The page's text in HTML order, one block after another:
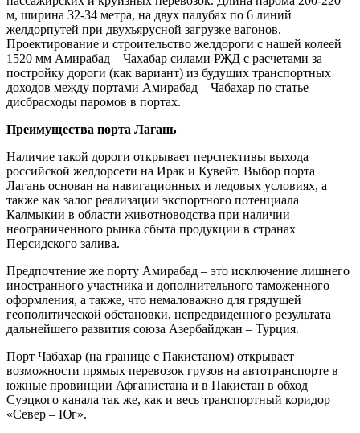
м, ширина 32-34 метра, на двух палубах по 6 линий
желдорпутей при двухъярусной загрузке вагонов.
Проектирование и строительство желдороги с нашей колеей
1520 мм Амирабад – Чахабар силами РЖД с расчетами за
постройку дороги (как вариант) из будущих транспортных
доходов между портами Амирабад – Чабахар по статье
дисбрасходы паромов в портах.
Преимущества порта Лагань
Наличие такой дороги открывает перспективы выхода
российской желдорсети на Ирак и Кувейт. Выбор порта
Лагань основан на навигационных и ледовых условиях, а
также как залог реализации экспортного потенциала
Калмыкии в области животноводства при наличии
неограниченного рынка сбыта продукции в странах
Персидского залива.
Предпочтение же порту Амирабад – это исключение лишнего
иностранного участника и дополнительного таможенного
оформления, а также, что немаловажно для грядущей
геополитической обстановки, непредвиденного результата
дальнейшего развития союза Азербайджан – Турция.
Порт Чабахар (на границе с Пакистаном) открывает
возможности прямых перевозок грузов на автотранспорте в
южные провинции Афганистана и в Пакистан в обход
Суэцкого канала так же, как и весь транспортный коридор
«Север – Юг».